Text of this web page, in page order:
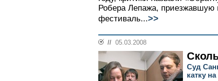
Робера Лепажа, приезжавшую
фестиваль...>>
// 05.03.2008
Суд
катку